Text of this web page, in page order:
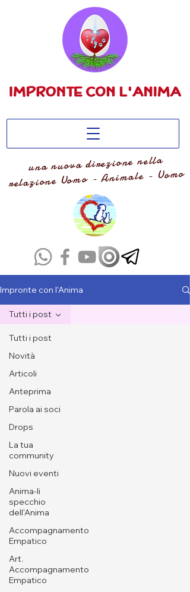
una nuova direzione nella
relazione Uomo - Animale - Uomo
Impronte con l'Anima
Tutti i post
Novità
Articoli
Anteprima
Parola ai soci
Drops
La tua
community
Nuovi eventi
Anima-li
specchio
dell'Anima
Accompagnamento
Empatico
Art.
Accompagnamento
Empatico
Tutti i post